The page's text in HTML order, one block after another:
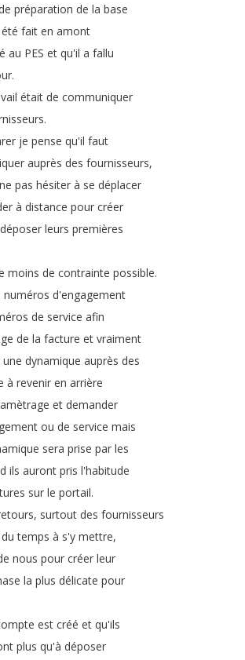
préparation de la base
été fait en amont
au PES et qu'il a fallu
.
était de communiquer
.
je pense qu'il faut
auprès des fournisseurs,
ne pas hésiter à se déplacer
à distance pour créer
déposer leurs premières
moins de contrainte possible.
numéros d'engagement
de service afin
de la facture et vraiment
une dynamique auprès des
à revenir en arrière
et demander
ou de service mais
sera prise par les
ils auront pris l'habitude
sur le portail.
, surtout des fournisseurs
du temps à s'y mettre,
nous pour créer leur
la plus délicate pour
est créé et qu'ils
plus qu'à déposer